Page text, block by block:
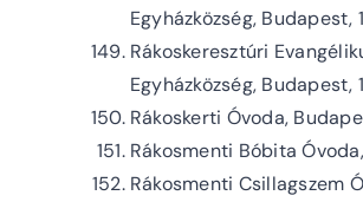
Egyházközség, Budapest,
Rákoskeresztúri
Egyházközség, Budapest,
Rákoskerti Óvoda,
Rákosmenti Bóbita Óvoda,
Rákosmenti Csillagszem